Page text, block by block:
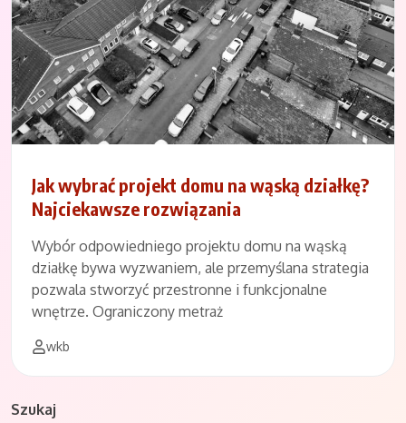
Jak wybrać projekt domu na wąską działkę?
Najciekawsze rozwiązania
Wybór odpowiedniego projektu domu na wąską
działkę bywa wyzwaniem, ale przemyślana strategia
pozwala stworzyć przestronne i funkcjonalne
wnętrze. Ograniczony metraż
wkb
Szukaj